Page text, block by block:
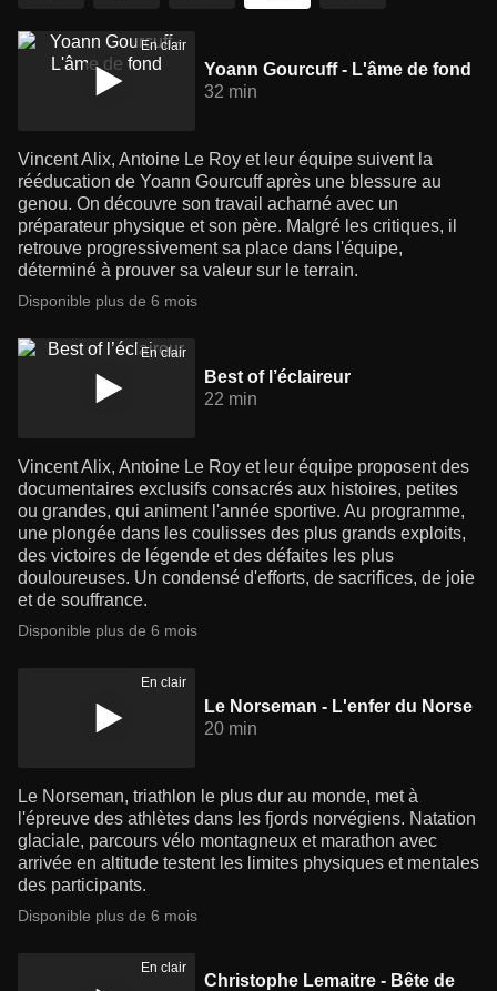
En clair
Yoann Gourcuff - L'âme de fond
32 min
Vincent Alix, Antoine Le Roy et leur équipe suivent la
rééducation de Yoann Gourcuff après une blessure au
genou. On découvre son travail acharné avec un
préparateur physique et son père. Malgré les critiques, il
retrouve progressivement sa place dans l'équipe,
déterminé à prouver sa valeur sur le terrain.
Disponible plus de 6 mois
En clair
Best of l’éclaireur
22 min
Vincent Alix, Antoine Le Roy et leur équipe proposent des
documentaires exclusifs consacrés aux histoires, petites
ou grandes, qui animent l'année sportive. Au programme,
une plongée dans les coulisses des plus grands exploits,
des victoires de légende et des défaites les plus
douloureuses. Un condensé d'efforts, de sacrifices, de joie
et de souffrance.
Disponible plus de 6 mois
En clair
Le Norseman - L'enfer du Norse
20 min
Le Norseman, triathlon le plus dur au monde, met à
l'épreuve des athlètes dans les fjords norvégiens. Natation
glaciale, parcours vélo montagneux et marathon avec
arrivée en altitude testent les limites physiques et mentales
des participants.
Disponible plus de 6 mois
En clair
Christophe Lemaitre - Bête de